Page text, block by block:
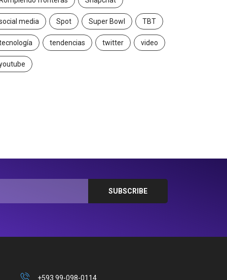
media Spot Super Bowl TBT
tendencias twitter video
+593 99-098-0114